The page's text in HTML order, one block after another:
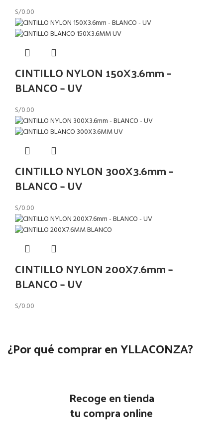
S/0.00
CINTILLO NYLON 150X3.6mm –
BLANCO – UV
S/0.00
CINTILLO NYLON 300X3.6mm –
BLANCO – UV
S/0.00
CINTILLO NYLON 200X7.6mm –
BLANCO – UV
S/0.00
¿Por qué comprar en YLLACONZA?
Recoge en tienda
tu compra online